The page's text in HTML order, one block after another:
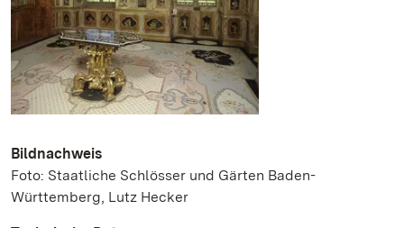
Bildnachweis
Foto: Staatliche Schlösser und Gärten Baden-
Württemberg, Lutz Hecker